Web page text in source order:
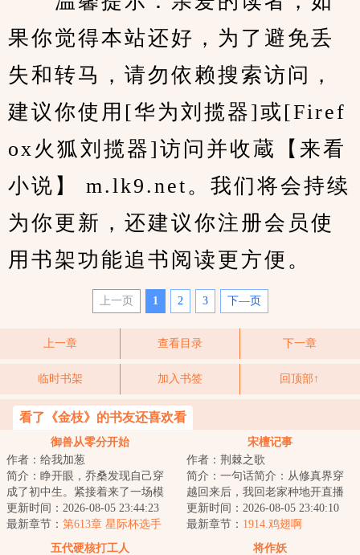
果你觉得本站还好，为了避免丢
失和转马，请勿依赖搜索访问，
建议你使用[华为刘揽器]或[Firef
ox火狐刘揽器]访问并收蔵【来看
小说】 m.lk9.net。我们将会持续
为你更新，还建议你注册会员使
用书架功能追书阅读更方便。
上一页 1 2 3 下—页
上一章 查看目录 下一章
临时书架 加入书签 回顶部↑
看了《金枝》的书友还喜欢看
御兽从零分开始
作者：给我加葱
简介：睁开眼，乔桑发现自己穿
成了初中生。紧接着来了一场模
拟考。毕业她怕了吗？她怕
了……这考的都什么...
更新时间：2026-08-05 23:44:23
最新章节： 第613章 星际杯选手
（二合一）
宋檀记事
作者：荆棘之歌
简介：一句话简介：从修真界穿
越回来后，我回老家种地开直播
卖菜了！修成金丹渡劫失败的宋
檀回到现代，发...
更新时间：2026-08-05 23:40:10
最新章节： 1914.鸡翅啊
五代硬核打工人
将作妖